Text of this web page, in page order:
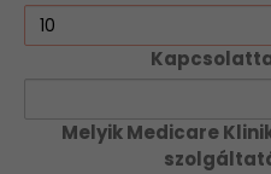
Melyik Medicare